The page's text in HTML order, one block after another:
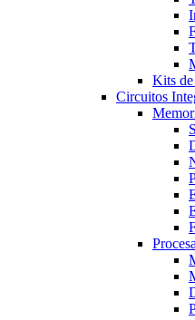
Kits
Circuitos